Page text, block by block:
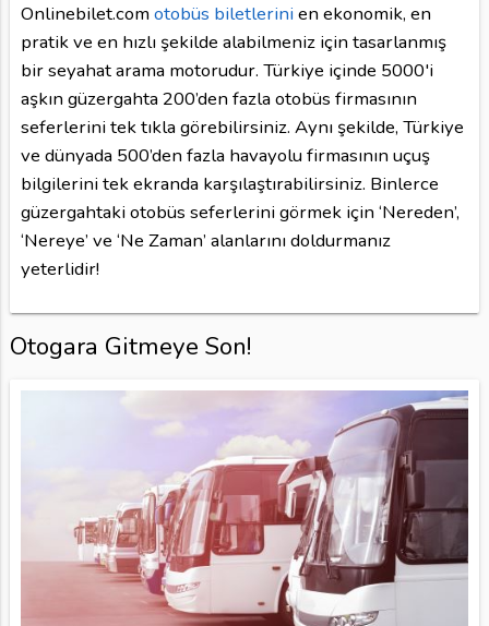
Onlinebilet.comotobüs biletlerini en ekonomik, en
pratik ve en hızlı şekilde alabilmeniz için tasarlanmış
bir seyahat arama motorudur. Türkiye içinde 5000'i
aşkın güzergahta 200’den fazla otobüs firmasının
seferlerini tek tıkla görebilirsiniz. Aynı şekilde, Türkiye
ve dünyada 500’den fazla havayolu firmasının uçuş
bilgilerini tek ekranda karşılaştırabilirsiniz. Binlerce
güzergahtaki otobüs seferlerini görmek için ‘Nereden’,
‘Nereye’ ve ‘Ne Zaman’ alanlarını doldurmanız
yeterlidir!
Otogara Gitmeye Son!